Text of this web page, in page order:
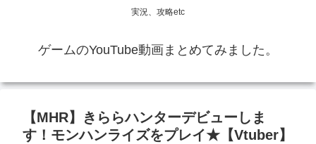
実況、攻略etc
ゲームのYouTube動画まとめてみました。
【MHR】きららハンターデビューしま
す！モンハンライズをプレイ★【Vtuber】